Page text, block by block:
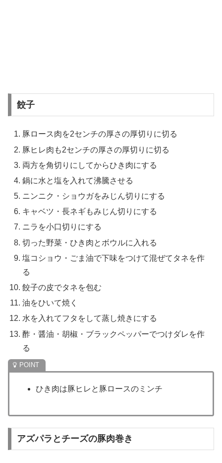
餃子
豚ロース肉を2センチの厚さの厚切りに切る
豚ヒレ肉も2センチの厚さの厚切りに切る
両方を角切りにしてからひき肉にする
鍋に水と塩を入れて沸騰させる
ニンニク・ショウガをみじん切りにする
キャベツ・長ネギもみじん切りにする
ニラを小口切りにする
切った野菜・ひき肉とボウルに入れる
塩コショウ・ごま油で下味をつけて混ぜてタネを作
る
餃子の皮でタネを包む
油をひいて焼く
水を入れてフタをして蒸し焼きにする
酢・醤油・胡椒・ブラックペッパーでつけダレを作
る
ひき肉は豚ヒレと豚ロースのミンチ
アズパラとチーズの豚肉巻き